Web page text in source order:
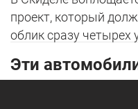
проект, который
облик сразу четырех
Эти